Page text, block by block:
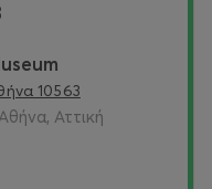
10563
Αττική